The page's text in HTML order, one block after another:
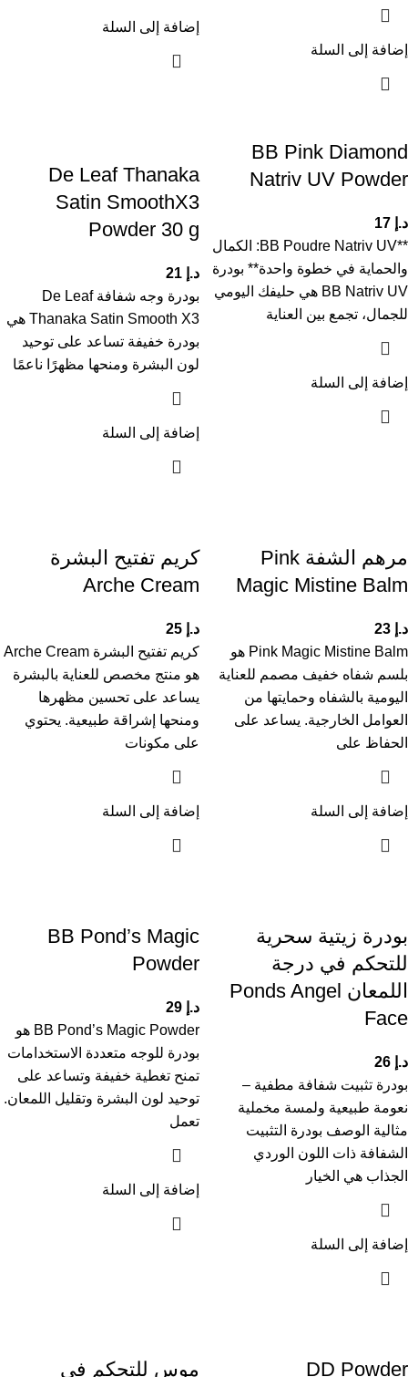
إضافة إلى السلة
إضافة إلى السلة
BB Pink Diamond
Natriv UV Powder
د.إ
**BB Poudre Natriv UV: الكمال
والحماية في خطوة واحدة** بودرة
BB Natriv UV هي حليفك اليومي
للجمال، تجمع بين العناية
إضافة إلى السلة
De Leaf Thanaka
Satin SmoothX3
Powder 30 g
د.إ
بودرة وجه شفافة De Leaf
Thanaka Satin Smooth X3 هي
بودرة خفيفة تساعد على توحيد
لون البشرة ومنحها مظهرًا ناعمًا
إضافة إلى السلة
مرهم الشفة Pink
Magic Mistine Balm
د.إ
Pink Magic Mistine Balm هو
بلسم شفاه خفيف مصمم للعناية
اليومية بالشفاه وحمايتها من
العوامل الخارجية. يساعد على
الحفاظ على
إضافة إلى السلة
كريم تفتيح البشرة
Arche Cream
د.إ
كريم تفتيح البشرة Arche Cream
هو منتج مخصص للعناية بالبشرة
يساعد على تحسين مظهرها
ومنحها إشراقة طبيعية. يحتوي
على مكونات
إضافة إلى السلة
بودرة زيتية سحرية
للتحكم في درجة
اللمعان Ponds Angel
Face
د.إ
بودرة تثبيت شفافة مطفية –
نعومة طبيعية ولمسة مخملية
مثالية الوصف بودرة التثبيت
الشفافة ذات اللون الوردي
الجذاب هي الخيار
إضافة إلى السلة
BB Pond’s Magic
Powder
د.إ
BB Pond’s Magic Powder هو
بودرة للوجه متعددة الاستخدامات
تمنح تغطية خفيفة وتساعد على
توحيد لون البشرة وتقليل اللمعان.
تعمل
إضافة إلى السلة
DD Powder
موس للتحكم في